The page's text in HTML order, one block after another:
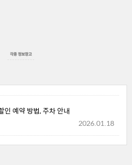
각종 정보창고
인 예약 방법, 주차 안내
2026.01.18